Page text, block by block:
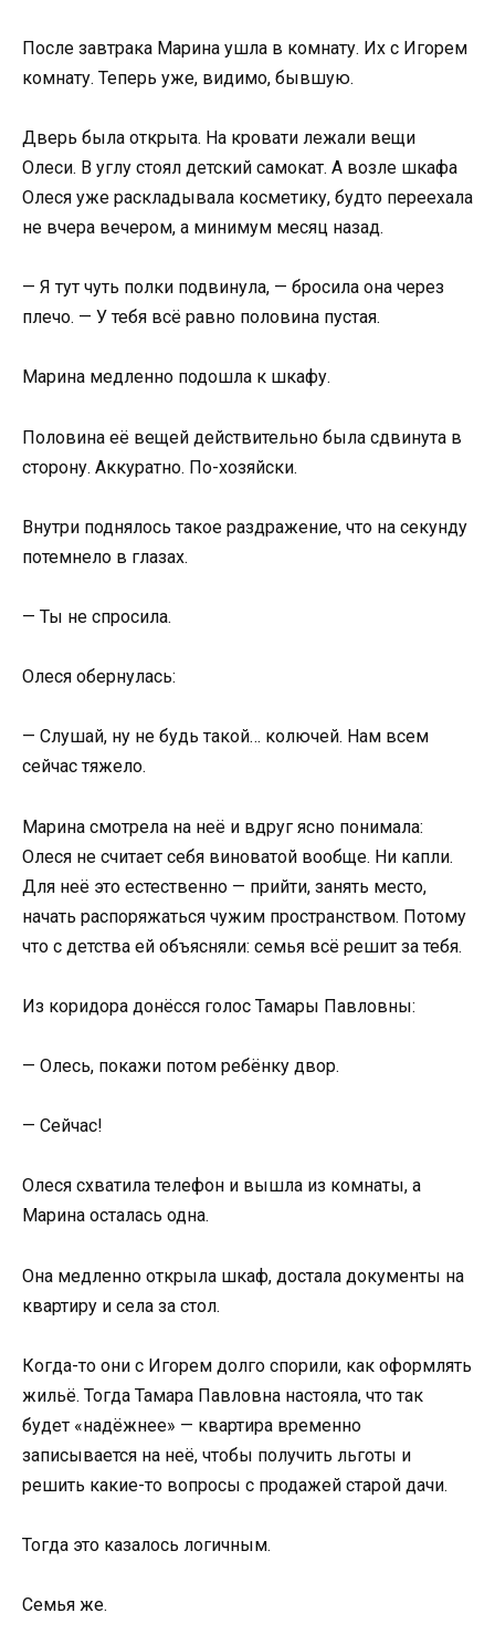
После завтрака Марина ушла в комнату. Их с Игорем
комнату. Теперь уже, видимо, бывшую.
Дверь была открыта. На кровати лежали вещи
Олеси. В углу стоял детский самокат. А возле шкафа
Олеся уже раскладывала косметику, будто переехала
не вчера вечером, а минимум месяц назад.
— Я тут чуть полки подвинула, — бросила она через
плечо. — У тебя всё равно половина пустая.
Марина медленно подошла к шкафу.
Половина её вещей действительно была сдвинута в
сторону. Аккуратно. По-хозяйски.
Внутри поднялось такое раздражение, что на секунду
потемнело в глазах.
— Ты не спросила.
Олеся обернулась:
— Слушай, ну не будь такой… колючей. Нам всем
сейчас тяжело.
Марина смотрела на неё и вдруг ясно понимала:
Олеся не считает себя виноватой вообще. Ни капли.
Для неё это естественно — прийти, занять место,
начать распоряжаться чужим пространством. Потому
что с детства ей объясняли: семья всё решит за тебя.
Из коридора донёсся голос Тамары Павловны:
— Олесь, покажи потом ребёнку двор.
— Сейчас!
Олеся схватила телефон и вышла из комнаты, а
Марина осталась одна.
Она медленно открыла шкаф, достала документы на
квартиру и села за стол.
Когда-то они с Игорем долго спорили, как оформлять
жильё. Тогда Тамара Павловна настояла, что так
будет «надёжнее» — квартира временно
записывается на неё, чтобы получить льготы и
решить какие-то вопросы с продажей старой дачи.
Тогда это казалось логичным.
Семья же.